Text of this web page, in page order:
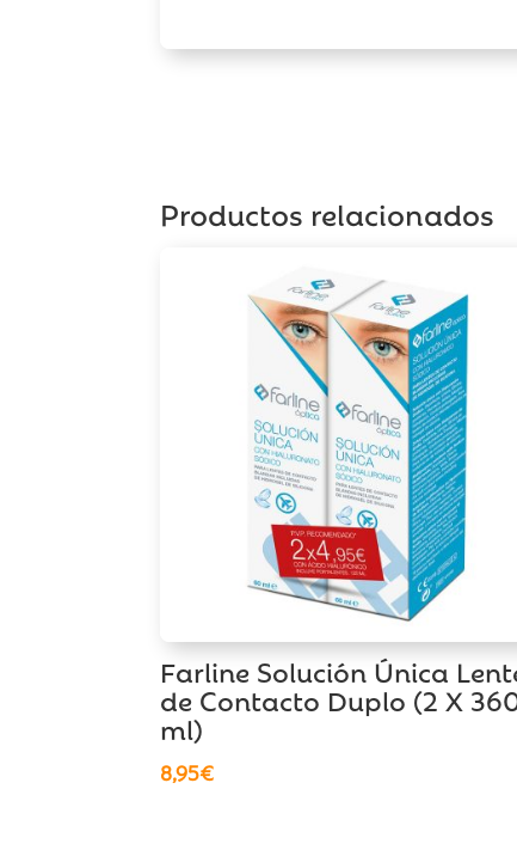
Productos relacionados
Farline Solución Única
de Contacto Duplo (2 X
ml)
8,95€